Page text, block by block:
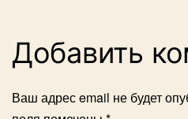
Добавить
Ваш адрес email не будет